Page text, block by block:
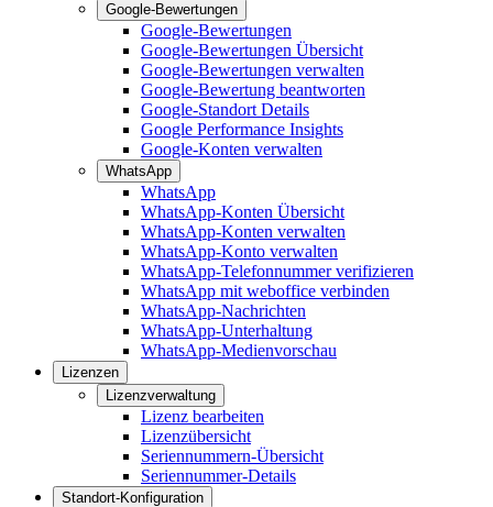
Google-Bewertungen
Google-Bewertungen
Google-Bewertungen Übersicht
Google-Bewertungen verwalten
Google-Bewertung beantworten
Google-Standort Details
Google Performance Insights
Google-Konten verwalten
WhatsApp
WhatsApp
WhatsApp-Konten Übersicht
WhatsApp-Konten verwalten
WhatsApp-Konto verwalten
WhatsApp-Telefonnummer verifizieren
WhatsApp mit weboffice verbinden
WhatsApp-Nachrichten
WhatsApp-Unterhaltung
WhatsApp-Medienvorschau
Lizenzen
Lizenzverwaltung
Lizenz bearbeiten
Lizenzübersicht
Seriennummern-Übersicht
Seriennummer-Details
Standort-Konfiguration